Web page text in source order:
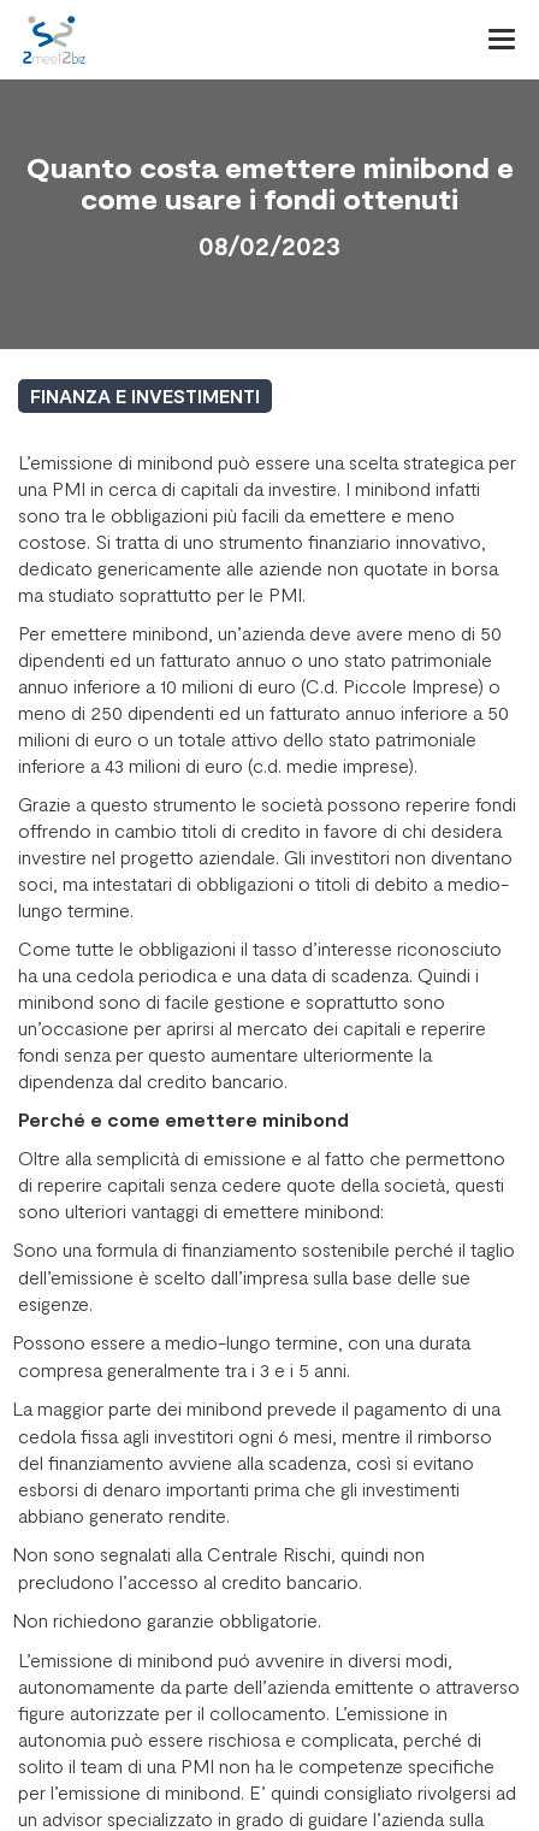
Quanto costa emettere minibond e
come usare i fondi ottenuti
08/02/2023
FINANZA E INVESTIMENTI
L’emissione di minibond può essere una scelta strategica per
una PMI in cerca di capitali da investire. I minibond infatti
sono tra le obbligazioni più facili da emettere e meno
costose. Si tratta di uno strumento finanziario innovativo,
dedicato genericamente alle aziende non quotate in borsa
ma studiato soprattutto per le PMI.
Per emettere minibond, un’azienda deve avere meno di 50
dipendenti ed un fatturato annuo o uno stato patrimoniale
annuo inferiore a 10 milioni di euro (C.d. Piccole Imprese) o
meno di 250 dipendenti ed un fatturato annuo inferiore a 50
milioni di euro o un totale attivo dello stato patrimoniale
inferiore a 43 milioni di euro (c.d. medie imprese).
Grazie a questo strumento le società possono reperire fondi
offrendo in cambio titoli di credito in favore di chi desidera
investire nel progetto aziendale. Gli investitori non diventano
soci, ma intestatari di obbligazioni o titoli di debito a medio-
lungo termine.
Come tutte le obbligazioni il tasso d’interesse riconosciuto
ha una cedola periodica e una data di scadenza. Quindi i
minibond sono di facile gestione e soprattutto sono
un’occasione per aprirsi al mercato dei capitali e reperire
fondi senza per questo aumentare ulteriormente la
dipendenza dal credito bancario.
Perché e come emettere minibond
Oltre alla semplicità di emissione e al fatto che permettono
di reperire capitali senza cedere quote della società, questi
sono ulteriori vantaggi di emettere minibond:
Sono una formula di finanziamento sostenibile perché il taglio
dell’emissione è scelto dall’impresa sulla base delle sue
esigenze.
Possono essere a medio-lungo termine, con una durata
compresa generalmente tra i 3 e i 5 anni.
La maggior parte dei minibond prevede il pagamento di una
cedola fissa agli investitori ogni 6 mesi, mentre il rimborso
del finanziamento avviene alla scadenza, così si evitano
esborsi di denaro importanti prima che gli investimenti
abbiano generato rendite.
Non sono segnalati alla Centrale Rischi, quindi non
precludono l’accesso al credito bancario.
Non richiedono garanzie obbligatorie.
L’emissione di minibond puó avvenire in diversi modi,
autonomamente da parte dell’azienda emittente o attraverso
figure autorizzate per il collocamento. L’emissione in
autonomia può essere rischiosa e complicata, perché di
solito il team di una PMI non ha le competenze specifiche
per l’emissione di minibond. E’ quindi consigliato rivolgersi ad
un advisor specializzato in grado di guidare l’azienda sulla